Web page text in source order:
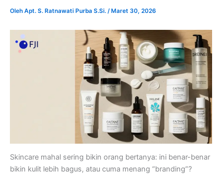
Oleh Apt. S. Ratnawati Purba S.Si. /Maret 30, 2026
Skincare mahal sering bikin orang bertanya: ini benar-benar
bikin kulit lebih bagus, atau cuma menang “branding”?